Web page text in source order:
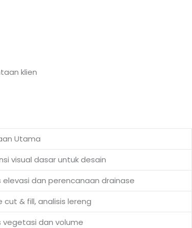
klien
Utama
visual dasar untuk desain
elevasi dan perencanaan drainase
cut & fill, analisis lereng
vegetasi dan volume